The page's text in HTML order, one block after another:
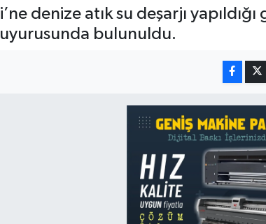
denize atık su deşarjı yapıldığı
bulunuldu.